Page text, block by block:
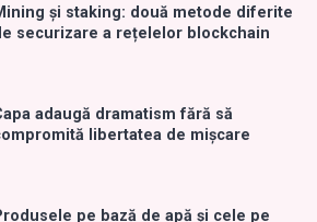
și staking: două metode diferite
securizare a rețelelor blockchain
adaugă dramatism fără să
libertatea de mișcare
pe bază de apă și cele pe